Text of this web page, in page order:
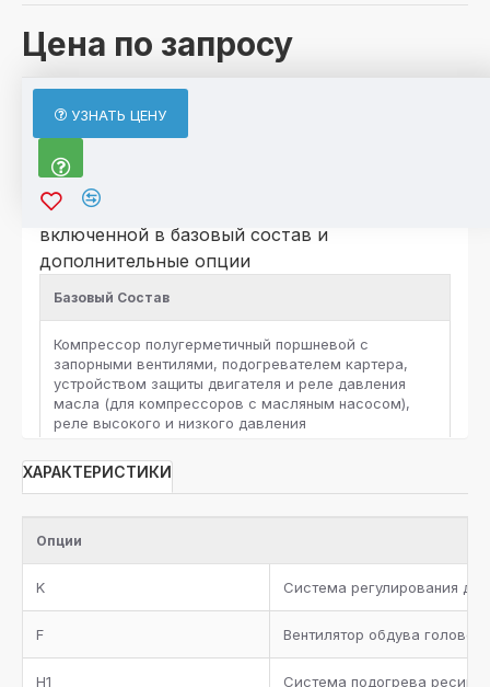
Цена по запросу
УЗНАТЬ ЦЕНУ
ОПИСАНИЕ
По отдельному запросу возможно
исполнение агрегатов в комплектации, не
включенной в базовый состав и
дополнительные опции
Базовый Состав
Компрессор полугерметичный поршневой с
запорными вентилями, подогревателем картера,
устройством защиты двигателя и реле давления
масла (для компрессоров с масляным насосом),
реле высокого и низкого давления
Комплект виброизоляторов
предохранительным клапаном, жидкостная линия с
ХАРАКТЕРИСТИКИ
Опции
K Система регулирования
F Вентилятор обдува головок
H1 Система подогрева